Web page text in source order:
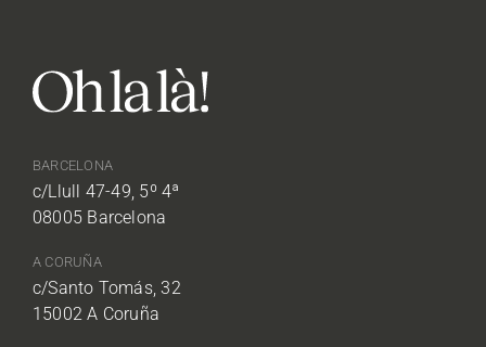
BARCELONA
c/Llull 47-49, 5º 4ª
08005 Barcelona
A CORUÑA
c/Santo Tomás, 32
15002 A Coruña